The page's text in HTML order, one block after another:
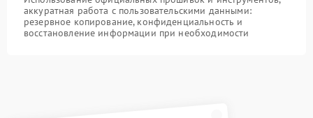
аккуратная работа с пользовательскими данными:
резервное копирование, конфиденциальность и
восстановление информации при необходимости